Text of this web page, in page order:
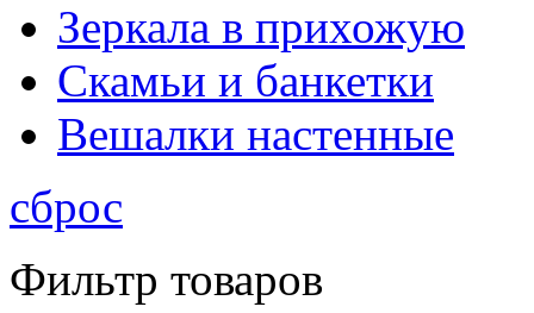
Зеркала в прихожую
Скамьи и банкетки
Вешалки настенные
сброс
Фильтр товаров